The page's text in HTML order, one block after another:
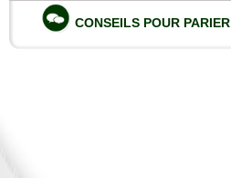
CONSEILS POUR PARIER